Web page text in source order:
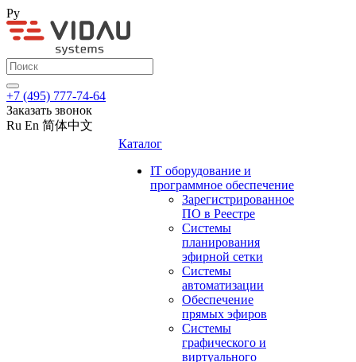
Ру
+7 (495) 777-74-64
Заказать звонок
Ru En 简体中文
Каталог
IT оборудование и
программное обеспечение
Зарегистрированное
ПО в Реестре
Системы
планирования
эфирной сетки
Системы
автоматизации
Обеспечение
прямых эфиров
Системы
графического и
виртуального